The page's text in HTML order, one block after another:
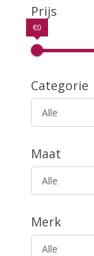
Prijs
€0
Categorie
Alle
Maat
Alle
Merk
Alle